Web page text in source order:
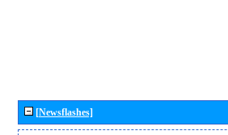
[Newsflashes]